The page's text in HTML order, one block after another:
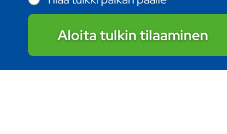
Aloita tulkin tilaaminen